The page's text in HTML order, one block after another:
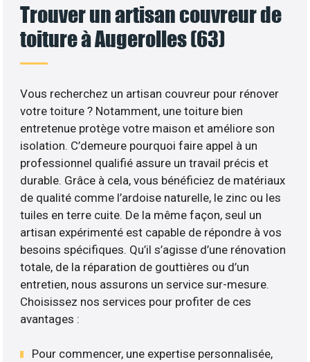
Trouver un artisan couvreur de
toiture à Augerolles (63)
Vous recherchez un artisan couvreur pour rénover
votre toiture ? Notamment, une toiture bien
entretenue protège votre maison et améliore son
isolation. C’demeure pourquoi faire appel à un
professionnel qualifié assure un travail précis et
durable. Grâce à cela, vous bénéficiez de matériaux
de qualité comme l’ardoise naturelle, le zinc ou les
tuiles en terre cuite. De la même façon, seul un
artisan expérimenté est capable de répondre à vos
besoins spécifiques. Qu’il s’agisse d’une rénovation
totale, de la réparation de gouttières ou d’un
entretien, nous assurons un service sur-mesure.
Choisissez nos services pour profiter de ces
avantages :
Pour commencer, une expertise personnalisée,